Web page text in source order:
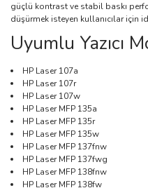
güçlü kontrast ve stabil baskı
düşürmek isteyen kullanıcılar için
Uyumlu Yazıcı
HP Laser 107a
HP Laser 107r
HP Laser 107w
HP Laser MFP 135a
HP Laser MFP 135r
HP Laser MFP 135w
HP Laser MFP 137fnw
HP Laser MFP 137fwg
HP Laser MFP 138fnw
HP Laser MFP 138fw